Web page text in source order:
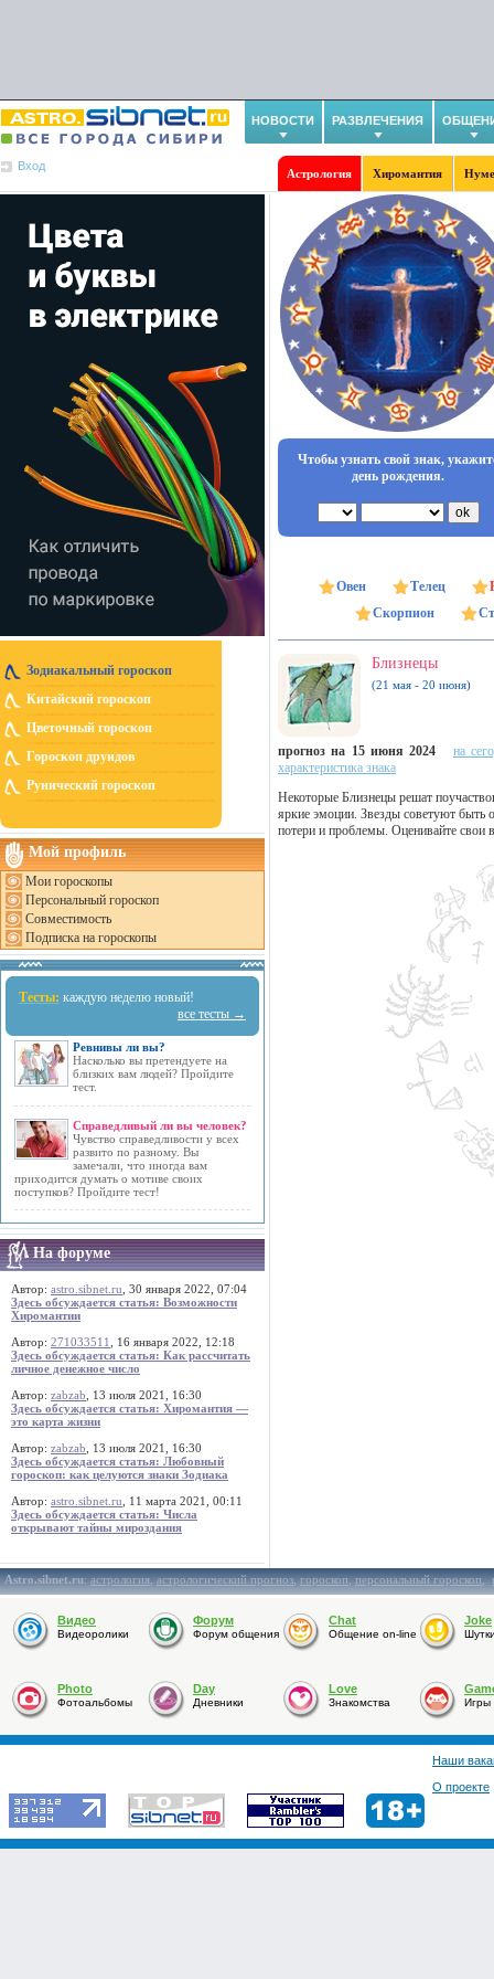
НОВОСТИ РАЗВЛЕЧЕНИЯ
Вход
Астрология Хиромантия
Зодиакальный гороскоп
Китайский гороскоп
Цветочный гороскоп
Гороскоп друидов
Рунический гороскоп
Мой профиль
Мои гороскопы
Персональный гороскоп
Совместимость
Подписка на гороскопы
Тесты: каждую неделю новый!
все тесты →
Ревнивы ли вы?
Насколько вы претендуете на
близких вам людей? Пройдите
тест.
Справедливый ли вы человек?
Чувство справедливости у всех
развито по разному. Вы
замечали, что иногда вам
приходится думать о мотиве своих
поступков? Пройдите тест!
На форуме
Автор: astro.sibnet.ru , 30 января 2022, 07:04
Здесь обсуждается статья: Возможности
Хиромантии
Автор: 271033511
, 16 января 2022, 12:18
Здесь обсуждается статья: Как рассчитать
личное денежное число
Автор: zabzab , 13 июля 2021, 16:30
Здесь обсуждается статья: Хиромантия —
это карта жизни
Автор: zabzab , 13 июля 2021, 16:30
Здесь обсуждается статья: Любовный
гороскоп: как целуются знаки Зодиака
Автор: astro.sibnet.ru , 11 марта 2021, 00:11
Здесь обсуждается статья: Числа
открывают тайны мироздания
Чтобы узнать свой знак,
день рождения.
Овен Телец
Скорпион
Близнецы
(21 мая - 20 июня)
прогноз на 15 июня 2024
на
характеристика знака
Некоторые Близнецы решат
яркие эмоции. Звезды советуют быть
потери и проблемы. Оценивайте свои
Astro.sibnet.ru:астрология,астрологический прогноз,гороскоп,персональный гороскоп,
Видео
Видеоролики
Форум
Форум общения
Chat
Общение on-line
Joke
Photo
Фотоальбомы
Day
Дневники
Love
Знакомства Игры
Наши
О проекте